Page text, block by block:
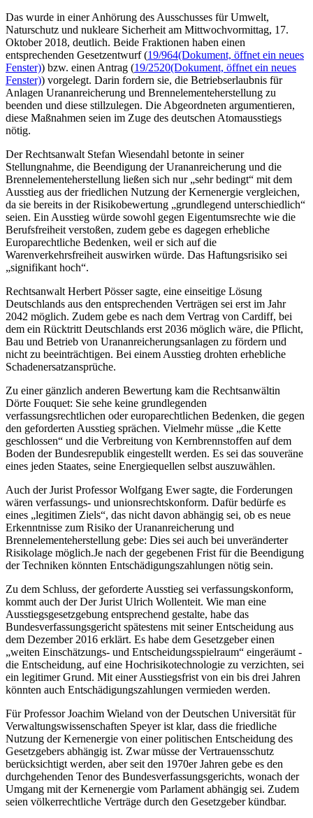
Das wurde in einer Anhörung des Ausschusses für Umwelt,
Naturschutz und nukleare Sicherheit am Mittwochvormittag, 17.
Oktober 2018, deutlich. Beide Fraktionen haben einen
entsprechenden Gesetzentwurf (19/964(Dokument, öffnet ein neues
Fenster)) bzw. einen Antrag (19/2520(Dokument, öffnet ein neues
Fenster)) vorgelegt. Darin fordern sie, die Betriebserlaubnis für
Anlagen Urananreicherung und Brennelementeherstellung zu
beenden und diese stillzulegen. Die Abgeordneten argumentieren,
diese Maßnahmen seien im Zuge des deutschen Atomausstiegs
nötig.
Der Rechtsanwalt Stefan Wiesendahl betonte in seiner
Stellungnahme, die Beendigung der Urananreicherung und die
Brennelementeherstellung ließen sich nur „sehr bedingt“ mit dem
Ausstieg aus der friedlichen Nutzung der Kernenergie vergleichen,
da sie bereits in der Risikobewertung „grundlegend unterschiedlich“
seien. Ein Ausstieg würde sowohl gegen Eigentumsrechte wie die
Berufsfreiheit verstoßen, zudem gebe es dagegen erhebliche
Europarechtliche Bedenken, weil er sich auf die
Warenverkehrsfreiheit auswirken würde. Das Haftungsrisiko sei
„signifikant hoch“.
Rechtsanwalt Herbert Pösser sagte, eine einseitige Lösung
Deutschlands aus den entsprechenden Verträgen sei erst im Jahr
2042 möglich. Zudem gebe es nach dem Vertrag von Cardiff, bei
dem ein Rücktritt Deutschlands erst 2036 möglich wäre, die Pflicht,
Bau und Betrieb von Urananreicherungsanlagen zu fördern und
nicht zu beeinträchtigen. Bei einem Ausstieg drohten erhebliche
Schadenersatzansprüche.
Zu einer gänzlich anderen Bewertung kam die Rechtsanwältin
Dörte Fouquet: Sie sehe keine grundlegenden
verfassungsrechtlichen oder europarechtlichen Bedenken, die gegen
den geforderten Ausstieg sprächen. Vielmehr müsse „die Kette
geschlossen“ und die Verbreitung von Kernbrennstoffen auf dem
Boden der Bundesrepublik eingestellt werden. Es sei das souveräne
eines jeden Staates, seine Energiequellen selbst auszuwählen.
Auch der Jurist Professor Wolfgang Ewer sagte, die Forderungen
wären verfassungs- und unionsrechtskonform. Dafür bedürfe es
eines „legitimen Ziels“, das nicht davon abhängig sei, ob es neue
Erkenntnisse zum Risiko der Urananreicherung und
Brennelementeherstellung gebe: Dies sei auch bei unveränderter
Risikolage möglich.Je nach der gegebenen Frist für die Beendigung
der Techniken könnten Entschädigungszahlungen nötig sein.
Zu dem Schluss, der geforderte Ausstieg sei verfassungskonform,
kommt auch der Der Jurist Ulrich Wollenteit. Wie man eine
Ausstiegsgesetzgebung entsprechend gestalte, habe das
Bundesverfassungsgericht spätestens mit seiner Entscheidung aus
dem Dezember 2016 erklärt. Es habe dem Gesetzgeber einen
„weiten Einschätzungs- und Entscheidungsspielraum“ eingeräumt -
die Entscheidung, auf eine Hochrisikotechnologie zu verzichten, sei
ein legitimer Grund. Mit einer Ausstiegsfrist von ein bis drei Jahren
könnten auch Entschädigungszahlungen vermieden werden.
Für Professor Joachim Wieland von der Deutschen Universität für
Verwaltungswissenschaften Speyer ist klar, dass die friedliche
Nutzung der Kernenergie von einer politischen Entscheidung des
Gesetzgebers abhängig ist. Zwar müsse der Vertrauensschutz
berücksichtigt werden, aber seit den 1970er Jahren gebe es den
durchgehenden Tenor des Bundesverfassungsgerichts, wonach der
Umgang mit der Kernenergie vom Parlament abhängig sei. Zudem
seien völkerrechtliche Verträge durch den Gesetzgeber kündbar.